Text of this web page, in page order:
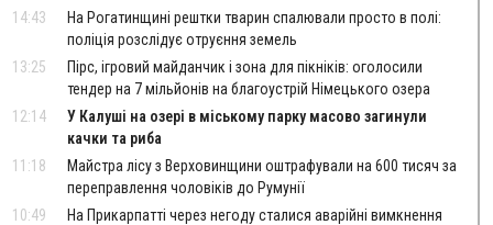
14:43
На Рогатинщині рештки тварин спалювали просто в полі:
поліція розслідує отруєння земель
13:25
Пірс, ігровий майданчик і зона для пікніків: оголосили
тендер на 7 мільйонів на благоустрій Німецького озера
12:14
У Калуші на озері в міському парку масово загинули
качки та риба
11:18
Майстра лісу з Верховинщини оштрафували на 600 тисяч за
переправлення чоловіків до Румунії
10:49
На Прикарпатті через негоду сталися аварійні вимкнення